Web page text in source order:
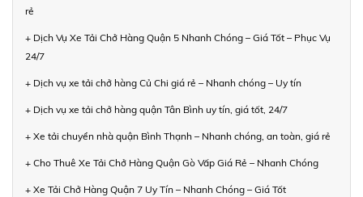
rẻ
+ Dịch Vụ Xe Tải Chở Hàng Quận 5 Nhanh Chóng – Giá Tốt – Phục Vụ
24/7
+ Dịch vụ xe tải chở hàng Củ Chi giá rẻ – Nhanh chóng – Uy tín
+ Dịch vụ xe tải chở hàng quận Tân Bình uy tín, giá tốt, 24/7
+ Xe tải chuyển nhà quận Bình Thạnh – Nhanh chóng, an toàn, giá rẻ
+ Cho Thuê Xe Tải Chở Hàng Quận Gò Vấp Giá Rẻ – Nhanh Chóng
+ Xe Tải Chở Hàng Quận 7 Uy Tín – Nhanh Chóng – Giá Tốt